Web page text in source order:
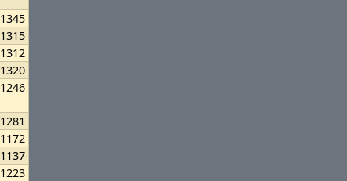
1345
1315
1312
1320
1246
1281
1172
1137
1223